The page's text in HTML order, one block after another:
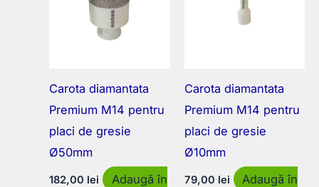
Carota diamantata
Premium M14 pentru
placi de gresie
Ø50mm
182,00 lei
Adaugă în
Carota diamantata
Premium M14 pentru
placi de gresie
Ø10mm
79,00 lei
Adaugă în